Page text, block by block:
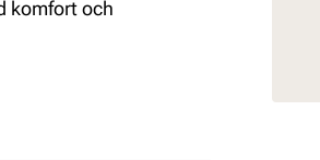
komfort och